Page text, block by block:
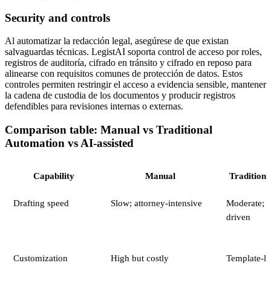
Security and controls
Al automatizar la redacción legal, asegúrese de que existan
salvaguardas técnicas. LegistAI soporta control de acceso por roles,
registros de auditoría, cifrado en tránsito y cifrado en reposo para
alinearse con requisitos comunes de protección de datos. Estos
controles permiten restringir el acceso a evidencia sensible, mantener
la cadena de custodia de los documentos y producir registros
defendibles para revisiones internas o externas.
Comparison table: Manual vs Traditional
Automation vs AI-assisted
Capability Manual
Drafting speed Slow; attorney-intensive
Moderate;
driven
Customization High but costly Template-